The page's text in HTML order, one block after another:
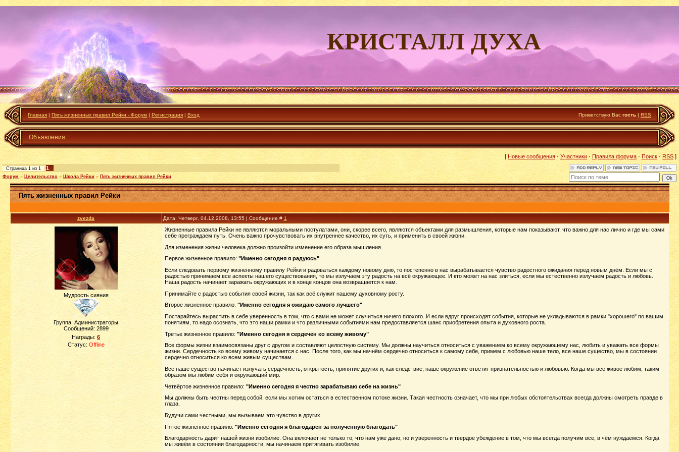
КРИСТАЛЛ ДУХА
Главная | Пять жизненных правил Рейки - Форум | Регистрация | Вход Приветствую Вас гость | RSS
Объявления
[Новые сообщения · Участники·Правила форума·Поиск · RSS ]
Страница 1 из 1 1
Форум » Целительство » Школа Рейки » Пять жизненных правил Рейки
Пять жизненных правил Рейки
zvezda Дата: Четверг, 04.12.2008, 13:55 | Сообщение # 1
Мудрость сияния
Группа: Администраторы
Сообщений: 2899
Награды: 6
Статус:Offline
Жизненные правила Рейки не являются моральными постулатами, они, скорее всего, являются объектами для размышления, которые нам показывают, что важно для нас лично и где мы сами
себе преграждаем путь. Очень важно прочувствовать их внутреннее качество, их суть, и применить в своей жизни.
Для изменения жизни человека должно произойти изменение его образа мышления.
Первое жизненное правило: "Именно сегодня я радуюсь"
Если следовать первому жизненному правилу Рейки и радоваться каждому новому дню, то постепенно в нас вырабатывается чувство радостного ожидания перед новым днём. Если мы с
радостью принимаем все аспекты нашего существования, то мы излучаем эту радость на всё окружающее. И кто может на нас злиться, если мы естественно излучаем радость и любовь.
Наша радость начинает заражать окружающих и в конце концов она возвращается к нам.
Принимайте с радостью события своей жизни, так как всё служит нашему духовному росту.
Второе жизненное правило: "Именно сегодня я ожидаю самого лучшего"
Постарайтесь вырастить в себе уверенность в том, что с вами не может случиться ничего плохого. И если вдруг происходят события, которые не укладываются в рамки "хорошего" по вашим
понятиям, то надо осознать, что это наши рамки и что различными событиями нам предоставляется шанс приобретения опыта и духовного роста.
Третье жизненное правило: "Именно сегодня я сердечен ко всему живому"
Все формы жизни взаимосвязаны друг с другом и составляют целостную систему. Мы должны научиться относиться с уважением ко всему окружающему нас, любить и уважать все формы
жизни. Сердечность ко всему живому начинается с нас. После того, как мы начнём сердечно относиться к самому себе, примем с любовью наше тело, все наше существо, мы в состоянии
сердечно относиться ко всем живым существам.
Всё наше существо начинает излучать сердечность, открытость, принятие других и, как следствие, наше окружение ответит признательностью и любовью. Когда мы всё живое любим, таким
образом мы любим себя и окружающий мир.
Четвёртое жизненное правило: "Именно сегодня я честно зарабатываю себе на жизнь"
Мы должны быть честны перед собой, если мы хотим остаться в естественном потоке жизни. Такая честность означает, что мы при любых обстоятельствах всегда должны смотреть правде в
глаза.
Будучи сами честными, мы вызываем это чувство в других.
Пятое жизненное правило: "Именно сегодня я благодарен за полученную благодать"
Благодарность дарит нашей жизни изобилие. Она включает не только то, что нам уже дано, но и уверенность и твердое убеждение в том, что мы всегда получим все, в чём нуждаемся. Когда
мы живём в состоянии благодарности, мы начинаем притягивать изобилие.